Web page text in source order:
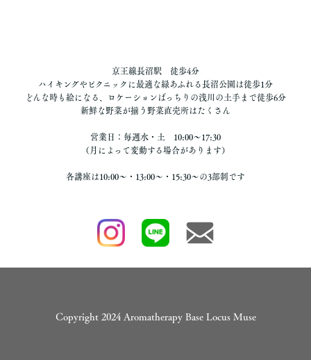
京王線長沼駅 徒歩4分
ハイキングやピクニックに最適な緑あふれる長沼公園は徒歩1分
どんな時も絵になる、ロケーションばっちりの浅川の土手まで徒歩6分
新鮮な野菜が揃う野菜直売所はたくさん
営業日：毎週水・土 10:00〜17:30
（月によって変動する場合があります）
各講座は10:00〜・13:00〜・15:30〜の3部制です
Copyright 2024 Aromatherapy Base Locus Muse